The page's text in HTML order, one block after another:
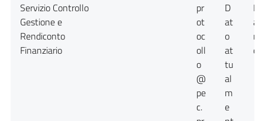
Servizio Controllo
Gestione e
Rendiconto
Finanziario
pr
ot
oc
oll
o
@
pe
c.
D
at
o
at
tu
al
m
e